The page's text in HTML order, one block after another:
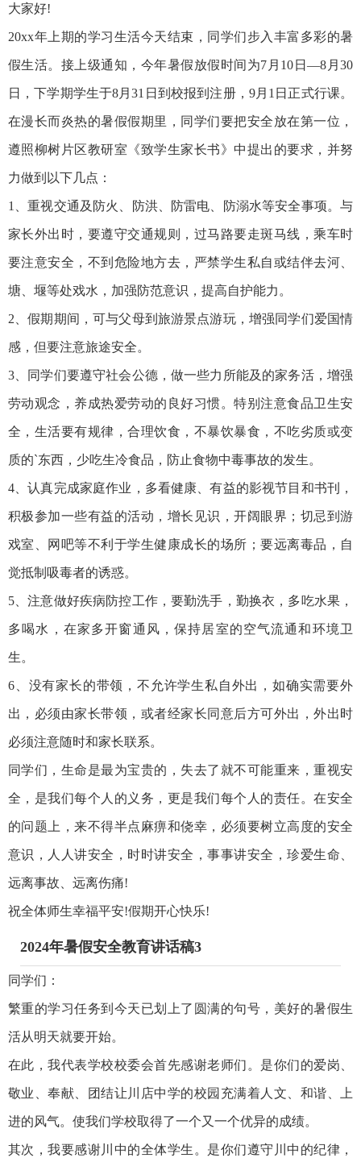
大家好!
20xx年上期的学习生活今天结束，同学们步入丰富多彩的暑
假生活。接上级通知，今年暑假放假时间为7月10日—8月30
日，下学期学生于8月31日到校报到注册，9月1日正式行课。
在漫长而炎热的暑假假期里，同学们要把安全放在第一位，
遵照柳树片区教研室《致学生家长书》中提出的要求，并努
力做到以下几点：
1、重视交通及防火、防洪、防雷电、防溺水等安全事项。与
家长外出时，要遵守交通规则，过马路要走斑马线，乘车时
要注意安全，不到危险地方去，严禁学生私自或结伴去河、
塘、堰等处戏水，加强防范意识，提高自护能力。
2、假期期间，可与父母到旅游景点游玩，增强同学们爱国情
感，但要注意旅途安全。
3、同学们要遵守社会公德，做一些力所能及的家务活，增强
劳动观念，养成热爱劳动的良好习惯。特别注意食品卫生安
全，生活要有规律，合理饮食，不暴饮暴食，不吃劣质或变
质的`东西，少吃生冷食品，防止食物中毒事故的发生。
4、认真完成家庭作业，多看健康、有益的影视节目和书刊，
积极参加一些有益的活动，增长见识，开阔眼界；切忌到游
戏室、网吧等不利于学生健康成长的场所；要远离毒品，自
觉抵制吸毒者的诱惑。
5、注意做好疾病防控工作，要勤洗手，勤换衣，多吃水果，
多喝水，在家多开窗通风，保持居室的空气流通和环境卫
生。
6、没有家长的带领，不允许学生私自外出，如确实需要外
出，必须由家长带领，或者经家长同意后方可外出，外出时
必须注意随时和家长联系。
同学们，生命是最为宝贵的，失去了就不可能重来，重视安
全，是我们每个人的义务，更是我们每个人的责任。在安全
的问题上，来不得半点麻痹和侥幸，必须要树立高度的安全
意识，人人讲安全，时时讲安全，事事讲安全，珍爱生命、
远离事故、远离伤痛!
祝全体师生幸福平安!假期开心快乐!
2024年暑假安全教育讲话稿3
同学们：
繁重的学习任务到今天已划上了圆满的句号，美好的暑假生
活从明天就要开始。
在此，我代表学校校委会首先感谢老师们。是你们的爱岗、
敬业、奉献、团结让川店中学的校园充满着人文、和谐、上
进的风气。使我们学校取得了一个又一个优异的成绩。
其次，我要感谢川中的全体学生。是你们遵守川中的纪律，